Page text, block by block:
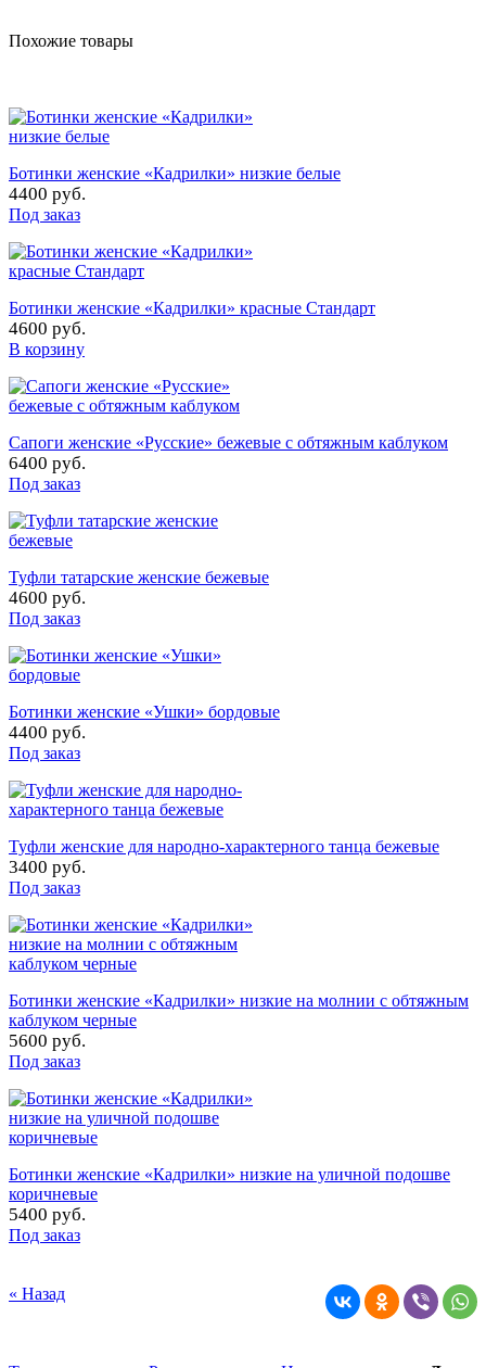
Похожие товары
Ботинки женские «Кадрилки» низкие белые
4400 руб.
Под заказ
Ботинки женские «Кадрилки» красные Стандарт
4600 руб.
В корзину
Сапоги женские «Русские» бежевые с обтяжным каблуком
6400 руб.
Под заказ
Туфли татарские женские бежевые
4600 руб.
Под заказ
Ботинки женские «Ушки» бордовые
4400 руб.
Под заказ
Туфли женские для народно-характерного танца бежевые
3400 руб.
Под заказ
Ботинки женские «Кадрилки» низкие на молнии с обтяжным
каблуком черные
5600 руб.
Под заказ
Ботинки женские «Кадрилки» низкие на уличной подошве
коричневые
5400 руб.
Под заказ
« Назад